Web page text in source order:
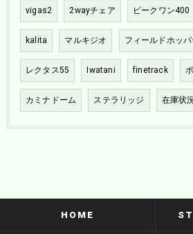
vigas2 2wayチェア ピークワン400
kalita マルキジオ フィールドホッパ
レクタス55 Iwatani finetrack
カミナドーム ステラリッジ 在庫状
HOME